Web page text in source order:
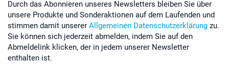
Durch das Abonnieren unseres Newsletters bleiben Sie über
unsere Produkte und Sonderaktionen auf dem Laufenden und
stimmen damit unserer Allgemeinen Datenschutzerklärung zu.
Sie können sich jederzeit abmelden, indem Sie auf den
Abmeldelink klicken, der in jedem unserer Newsletter
enthalten ist.